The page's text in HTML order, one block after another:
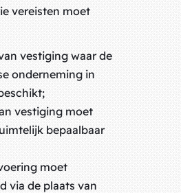
vereisten moet
vestiging waar de
onderneming in
vestiging moet
bepaalbaar
moet
via de plaats van